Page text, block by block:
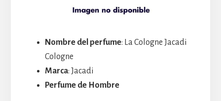
Nombre del perfume: La Cologne Jacadi
Cologne
Marca: Jacadi
Perfume de Hombre